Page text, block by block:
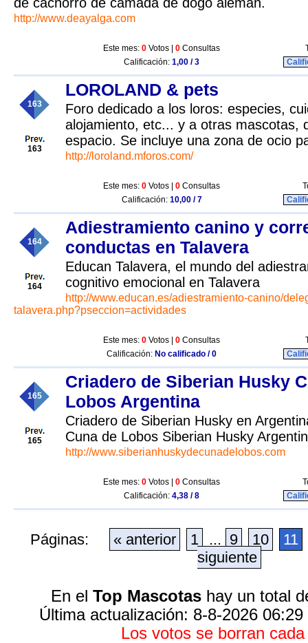
http://www.deayalga.com
Este mes: 0 Votos | 0 Consultas
Calificación: 1,00 / 3
163
163
LOROLAND & pets
Foro dedicado a los loros: especies,
alojamiento, etc... y a otras mascotas,
espacio. Se incluye una zona de ocio
http://loroland.mforos.com/
Este mes: 0 Votos | 0 Consultas
Calificación: 10,00 / 7
164
164
Adiestramiento canino y
conductas en Talavera
Educan Talavera, el mundo del
cognitivo emocional en Talavera
http://www.educan.es/adiestramiento-canino/
talavera.php?pseccion=actividades
Este mes: 0 Votos | 0 Consultas
Calificación: No calificado / 0
165
165
Criadero de Siberian Husky
Lobos Argentina
Criadero de Siberian Husky en
Cuna de Lobos Siberian Husky
http://www.siberianhuskydecunadelobos.com
Este mes: 0 Votos | 0 Consultas
Calificación: 4,38 / 8
Páginas: « anterior 1 ... 9 10
11
siguiente
En el Top Mascotashay un total
Última actualización: 8-8-2026
Los votos se borran